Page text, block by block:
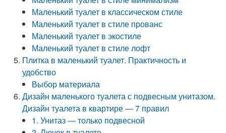
Маленький туалет в классическом стиле
Маленький туалет в стиле прованс
Маленький туалет в экостиле
Маленький туалет в стиле лофт
Плитка в маленький туалет. Практичность и
удобство
Выбор материала
Дизайн маленького туалета с подвесным унитазом.
Дизайн туалета в квартире — 7 правил
1. Унитаз — только подвесной